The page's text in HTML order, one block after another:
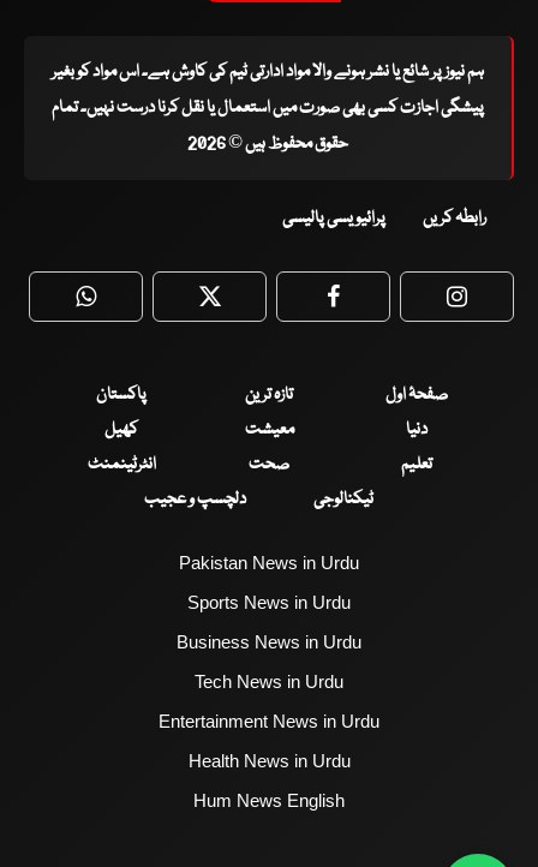
ہم نیوز پر شائع یا نشر ہونے والا مواد ادارتی ٹیم کی کاوش ہے۔ اس مواد کو بغیر
پیشگی اجازت کسی بھی صورت میں استعمال یا نقل کرنا درست نہیں۔ تمام
حقوق محفوظ ہیں © 2026
رابطہ کریں پرائیویسی پالیسی
WhatsApp Twitter Facebook
صفحۂ اول تازہ ترین
پاکستان
دنیا
معیشت
کھیل
تعلیم
صحت
انٹرٹینمنٹ
ٹیکنالوجی
دلچسپ و عجیب
Pakistan News in Urdu
Sports News in Urdu
Business News in Urdu
Tech News in Urdu
Entertainment News in Urdu
Health News in Urdu
Hum News English